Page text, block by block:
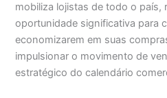
mobiliza lojistas de todo o país,
oportunidade significativa para
economizarem em suas
impulsionar o movimento de
estratégico do calendário